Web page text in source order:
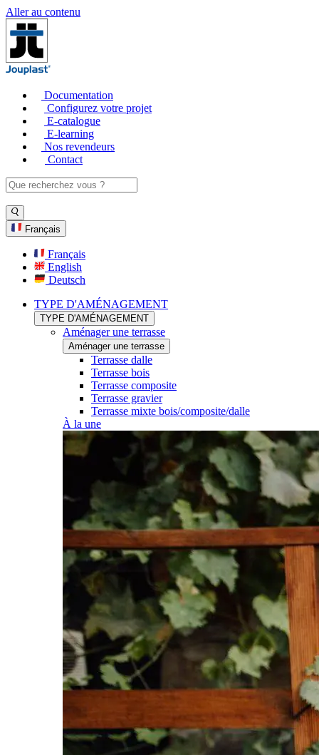
Aller au contenu
Documentation
Configurez votre projet
E-catalogue
E-learning
Nos revendeurs
Contact
Français
Français
English
Deutsch
TYPE D'AMÉNAGEMENT
TYPE D'AMÉNAGEMENT
Aménager une terrasse
Aménager une terrasse
Terrasse dalle
Terrasse bois
Terrasse composite
Terrasse gravier
Terrasse mixte bois/composite/dalle
À la une